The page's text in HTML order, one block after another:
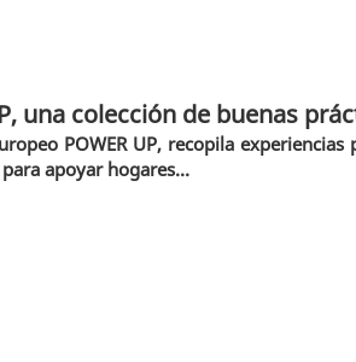
una colección de buenas
POWER UP, recopila
apoyar hogares...